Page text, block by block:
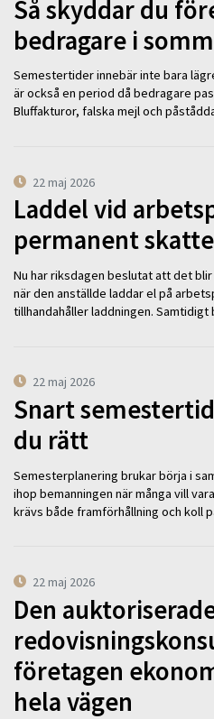
Så skyddar du
bedragare i
Semestertider innebär inte bara
är också en period då bedragare
Bluffakturor, falska mejl och
22 maj 2026
Laddel vid
permanent
Nu har riksdagen beslutat att det
när den anställde laddar el på
tillhandahåller laddningen.
22 maj 2026
Snart
du rätt
Semesterplanering brukar börja i
ihop bemanningen när många vill
krävs både framförhållning och koll
22 maj 2026
Den
företagen
hela vägen